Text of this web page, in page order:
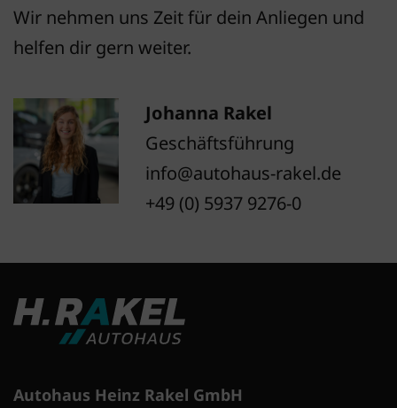
Wir nehmen uns Zeit für dein Anliegen und
helfen dir gern weiter.
Johanna Rakel
Geschäftsführung
info@autohaus-rakel.de
+49 (0) 5937 9276-0
Autohaus Heinz Rakel GmbH